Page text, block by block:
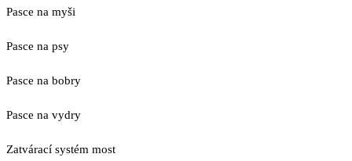
Pasce na myši
Pasce na psy
Pasce na bobry
Pasce na vydry
Zatvárací systém most